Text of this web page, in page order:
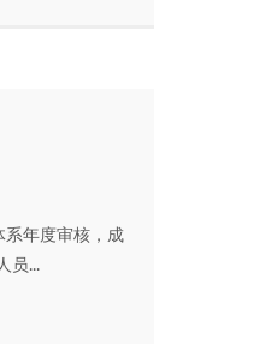
系年度审核，成
员...